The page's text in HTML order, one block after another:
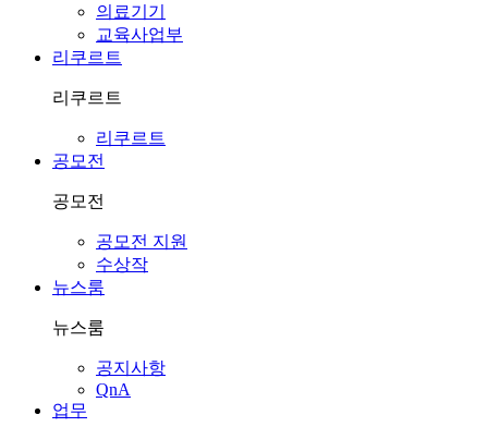
의료기기
교육사업부
리쿠르트
리쿠르트
리쿠르트
공모전
공모전
공모전 지원
수상작
뉴스룸
뉴스룸
공지사항
QnA
업무